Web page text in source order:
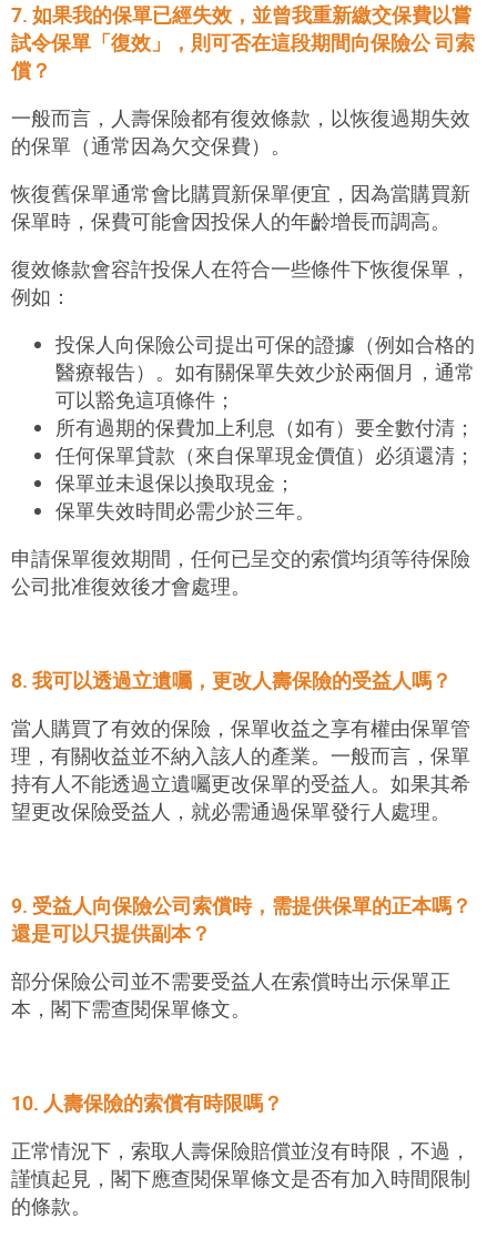
7. 如果我的保單已經失效，並曾我重新繳交保費以嘗
試令保單「復效」，則可否在這段期間向保險公 司索
償？
一般而言，人壽保險都有復效條款，以恢復過期失效
的保單（通常因為欠交保費）。
恢復舊保單通常會比購買新保單便宜，因為當購買新
保單時，保費可能會因投保人的年齡增長而調高。
復效條款會容許投保人在符合一些條件下恢復保單，
例如：
投保人向保險公司提出可保的證據（例如合格的
醫療報告）。如有關保單失效少於兩個月，通常
可以豁免這項條件；
所有過期的保費加上利息（如有）要全數付清；
任何保單貸款（來自保單現金價值）必須還清；
保單並未退保以換取現金；
保單失效時間必需少於三年。
申請保單復效期間，任何已呈交的索償均須等待保險
公司批准復效後才會處理。
8. 我可以透過立遺囑，更改人壽保險的受益人嗎？
當人購買了有效的保險，保單收益之享有權由保單管
理，有關收益並不納入該人的產業。一般而言，保單
持有人不能透過立遺囑更改保單的受益人。如果其希
望更改保險受益人，就必需通過保單發行人處理。
9. 受益人向保險公司索償時，需提供保單的正本嗎？
還是可以只提供副本？
部分保險公司並不需要受益人在索償時出示保單正
本，閣下需查閱保單條文。
10. 人壽保險的索償有時限嗎？
正常情況下，索取人壽保險賠償並沒有時限，不過，
謹慎起見，閣下應查閱保單條文是否有加入時間限制
的條款。